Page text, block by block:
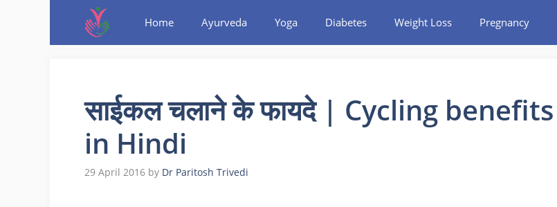
Home Ayurveda Yoga Diabetes Weight Loss Pregnancy
साईकल चलाने के फायदे | Cycling benefits
in Hindi
29 April 2016 by Dr Paritosh Trivedi